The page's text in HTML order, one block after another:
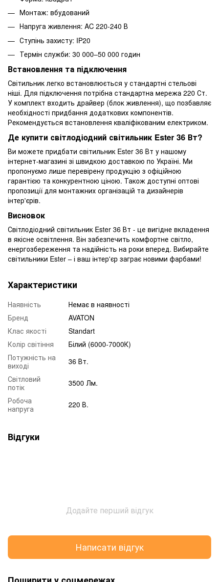
Монтаж: вбудований
Напруга живлення: AC 220-240 В
Ступінь захисту: IP20
Термін служби: 30 000–50 000 годин
Встановлення та підключення
Світильник легко встановлюється у стандартні стельові
ніші. Для підключення потрібна стандартна мережа 220 Ст.
У комплект входить драйвер (блок живлення), що позбавляє
необхідності придбання додаткових компонентів.
Рекомендується встановлення кваліфікованим електриком.
Де купити світлодіодний світильник Ester 36 Вт?
Ви можете придбати світильник Ester 36 Вт у нашому
інтернет-магазині зі швидкою доставкою по Україні. Ми
пропонуємо лише перевірену продукцію з офіційною
гарантією та конкурентною ціною. Також доступні оптові
пропозиції для монтажних організацій та дизайнерів
інтер'єрів.
Висновок
Світлодіодний світильник Ester 36 Вт - це вигідне вкладення
в якісне освітлення. Він забезпечить комфортне світло,
енергозбереження та надійність на роки вперед. Вибирайте
світильники Ester – і ваш інтер'єр заграє новими фарбами!
Характеристики
Наявність
Немає в наявності
Бренд
AVATON
Клас якості
Standart
Колір світіння
Білий (6000-7000К)
Потужність на
виході
36 Вт.
Світловий
потік
3500 Лм.
Робоча
напруга
220 В.
Відгуки
Додайте перший відгук
Написати відгук